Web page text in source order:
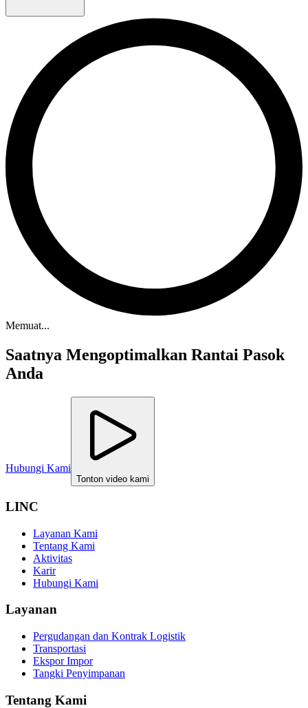
Memuat...
Saatnya Mengoptimalkan Rantai Pasok
Anda
Hubungi Kami
Tonton video kami
LINC
Layanan Kami
Tentang Kami
Aktivitas
Karir
Hubungi Kami
Layanan
Pergudangan dan Kontrak Logistik
Transportasi
Ekspor Impor
Tangki Penyimpanan
Tentang Kami